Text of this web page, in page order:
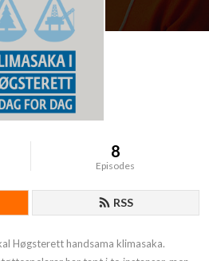
feed.xml
8
Episodes
RSS
Høgsterett handsama klimasaka.